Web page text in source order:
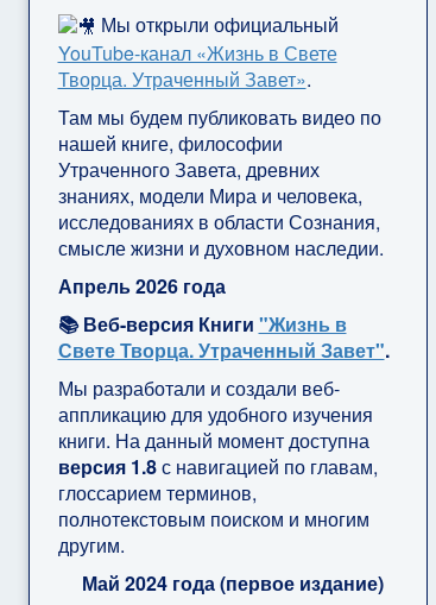
Мы открыли официальный
YouTube‑канал «Жизнь в Свете
Творца. Утраченный Завет».
Там мы будем публиковать видео по
нашей книге, философии
Утраченного Завета, древних
знаниях, модели Мира и человека,
исследованиях в области Сознания,
смысле жизни и духовном наследии.
Апрель 2026 года
📚 Веб-версия Книги "Жизнь в
Свете Творца. Утраченный Завет".
Мы разработали и создали веб-
аппликацию для удобного изучения
книги. На данный момент доступна
версия 1.8с навигацией по главам,
глоссарием терминов,
полнотекстовым поиском и многим
другим.
Май 2024 года (первое издание)